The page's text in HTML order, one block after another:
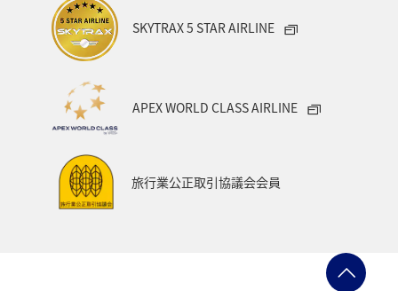
SKYTRAX 5 STAR AIRLINE
APEX WORLD CLASS AIRLINE
旅行業公正取引協議会会員